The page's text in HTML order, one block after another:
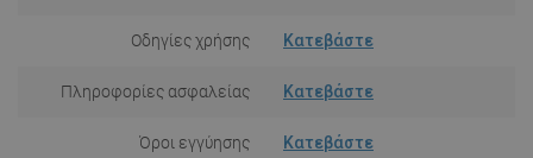
Οδηγίες χρήσης Κατεβάστε
Πληροφορίες ασφαλείας Κατεβάστε
Όροι εγγύησης Κατεβάστε